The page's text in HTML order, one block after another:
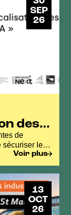
des
de
sécuriser les
des achats
stratégique
Voir plus
SEP
26
13
OCT
26